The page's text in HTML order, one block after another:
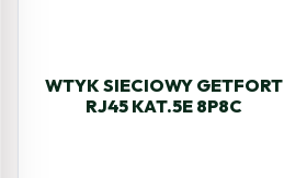
WTYK SIECIOWY GETFORT
RJ45 KAT.5E 8P8C